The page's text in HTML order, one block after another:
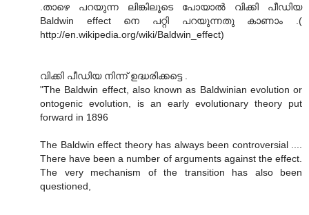
.താഴെ പറയുന്ന ലിങ്കിലൂടെ പോയാല്‍ വിക്കി പീഡിയ
Baldwin effect നെ പറ്റി പറയുന്നതു കാണാം .(
http://en.wikipedia.org/wiki/Baldwin_effect)
വിക്കി പീഡിയ നിന്ന് ഉദ്ധരിക്കട്ടെ .
"The Baldwin effect, also known as Baldwinian evolution or
ontogenic evolution, is an early evolutionary theory put
forward in 1896
The Baldwin effect theory has always been controversial ....
There have been a number of arguments against the effect.
The very mechanism of the transition has also been
questioned,